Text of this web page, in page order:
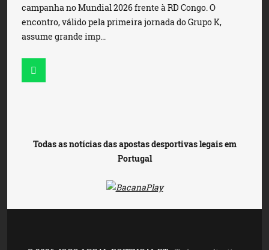
campanha no Mundial 2026 frente à RD Congo. O
encontro, válido pela primeira jornada do Grupo K,
assume grande imp...
Todas as notícias das apostas desportivas legais em
Portugal